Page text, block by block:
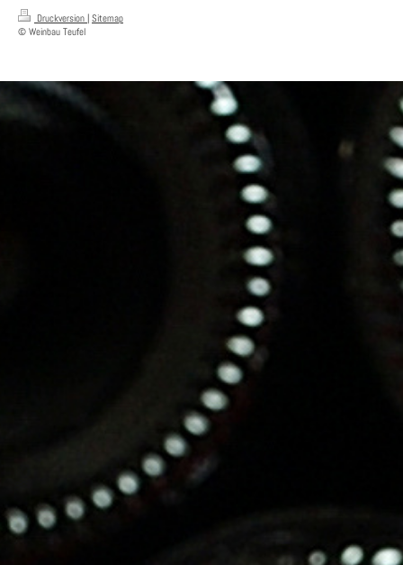
Druckversion | Sitemap
© Weinbau Teufel